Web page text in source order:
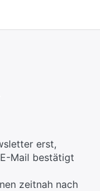
erst,
Mail bestätigt
zeitnah nach